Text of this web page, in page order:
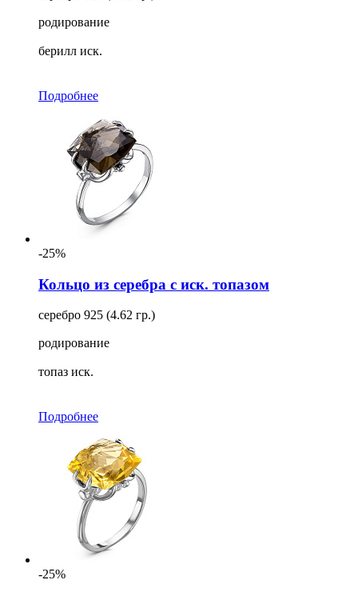
родирование
берилл иск.
Подробнее
-25%
Кольцо из серебра с иск. топазом
серебро 925 (4.62 гр.)
родирование
топаз иск.
Подробнее
-25%